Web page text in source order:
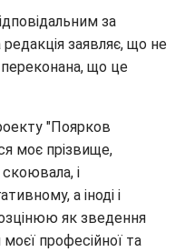
за
заявляє, що не
що це
"Поярков
моє прізвище,
і
а іноді і
як зведення
професійної та